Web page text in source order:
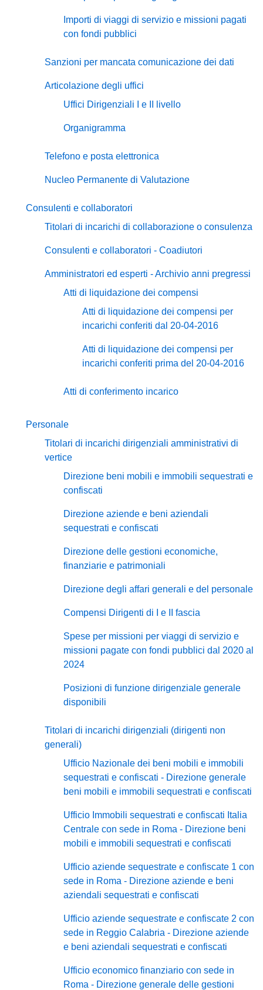
Importi di viaggi di servizio e missioni pagati
con fondi pubblici
Sanzioni per mancata comunicazione dei dati
Articolazione degli uffici
Uffici Dirigenziali I e II livello
Organigramma
Telefono e posta elettronica
Nucleo Permanente di Valutazione
Consulenti e collaboratori
Titolari di incarichi di collaborazione o consulenza
Consulenti e collaboratori - Coadiutori
Amministratori ed esperti - Archivio anni pregressi
Atti di liquidazione dei compensi
Atti di liquidazione dei compensi per
incarichi conferiti dal 20-04-2016
Atti di liquidazione dei compensi per
incarichi conferiti prima del 20-04-2016
Atti di conferimento incarico
Personale
Titolari di incarichi dirigenziali amministrativi di
vertice
Direzione beni mobili e immobili sequestrati e
confiscati
Direzione aziende e beni aziendali
sequestrati e confiscati
Direzione delle gestioni economiche,
finanziarie e patrimoniali
Direzione degli affari generali e del personale
Compensi Dirigenti di I e II fascia
Spese per missioni per viaggi di servizio e
missioni pagate con fondi pubblici dal 2020 al
2024
Posizioni di funzione dirigenziale generale
disponibili
Titolari di incarichi dirigenziali (dirigenti non
generali)
Ufficio Nazionale dei beni mobili e immobili
sequestrati e confiscati - Direzione generale
beni mobili e immobili sequestrati e confiscati
Ufficio Immobili sequestrati e confiscati Italia
Centrale con sede in Roma - Direzione beni
mobili e immobili sequestrati e confiscati
Ufficio aziende sequestrate e confiscate 1 con
sede in Roma - Direzione aziende e beni
aziendali sequestrati e confiscati
Ufficio aziende sequestrate e confiscate 2 con
sede in Reggio Calabria - Direzione aziende
e beni aziendali sequestrati e confiscati
Ufficio economico finanziario con sede in
Roma - Direzione generale delle gestioni